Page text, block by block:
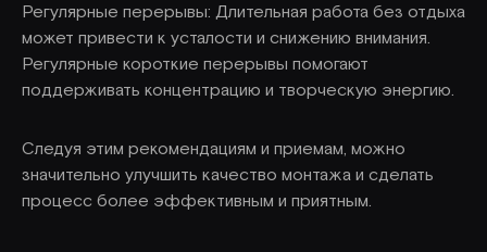
Регулярные перерывы: Длительная работа без отдыха
может привести к усталости и снижению внимания.
Регулярные короткие перерывы помогают
поддерживать концентрацию и творческую энергию.
Следуя этим рекомендациям и приемам, можно
значительно улучшить качество монтажа и сделать
процесс более эффективным и приятным.